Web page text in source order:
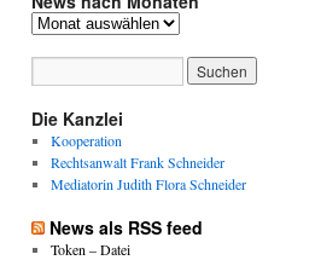
News
Die Kanzlei
Kooperation
Rechtsanwalt Frank Schneider
Mediatorin Judith Flora Schneider
News als RSS feed
Token – Datei